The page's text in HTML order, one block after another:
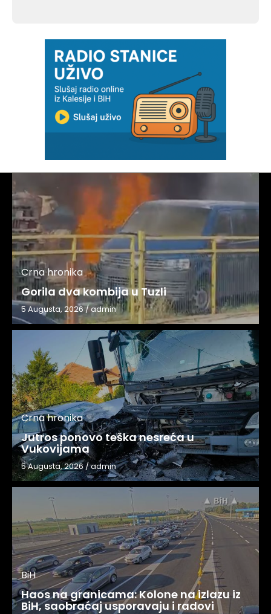
Crna hronika
Gorila dva kombija u Tuzli
5 Augusta, 2026/admin
Crna hronika
Jutros ponovo teška nesreća u
Vukovijama
5 Augusta, 2026/admin
BiH
Haos na granicama: Kolone na izlazu iz
BiH, saobraćaj usporavaju i radovi